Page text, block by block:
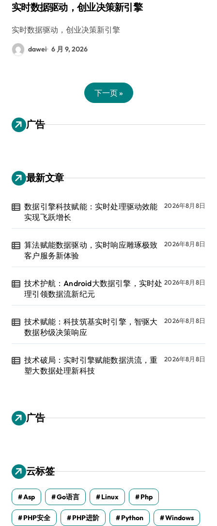
实时数据驱动，创业决策新引擎
实时数据驱动，创业决策新引擎
dawei 6 月 9, 2026
下一页 »
广告
最新文章
数据引擎科技赋能：实时处理驱动效能
实现飞跃增长
2026年8月8日
算法赋能数据驱动，实时响应雕琢极致
客户服务新体验
2026年8月8日
技术护航：Android大数据引擎，实时处
理引领数据流新纪元
2026年8月8日
技术赋能：科技筑基实时引擎，智驱大
数据秒级决策响应
2026年8月8日
技术破局：实时引擎赋能数据洪流，重
塑大数据处理新科技
2026年8月8日
广告
云标签
Asp Go语言 Linux Php
PHP安全 PHP进阶 Python Windows